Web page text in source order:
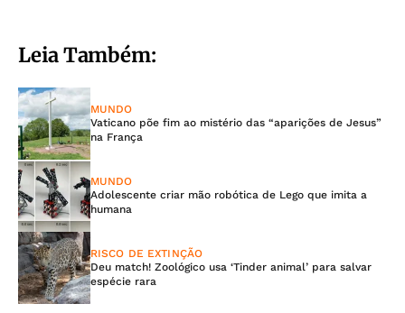
Leia Também:
MUNDO
Vaticano põe fim ao mistério das “aparições de Jesus”
na França
MUNDO
Adolescente criar mão robótica de Lego que imita a
humana
RISCO DE EXTINÇÃO
Deu match! Zoológico usa ‘Tinder animal’ para salvar
espécie rara